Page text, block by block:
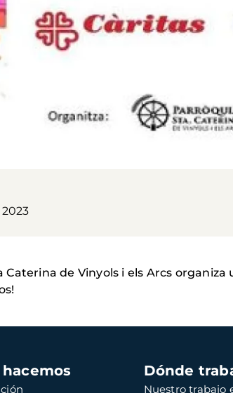
de Vinyols i els Arcs
Dónde
Nuestro trabajo